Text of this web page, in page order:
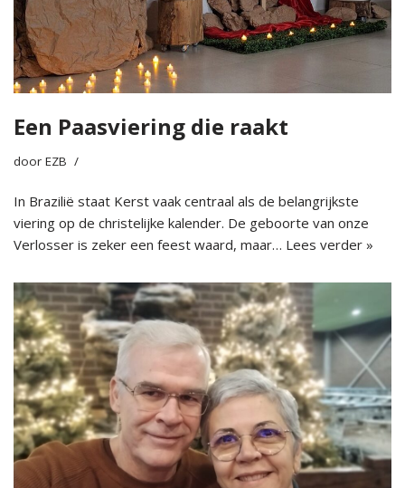
Een Paasviering die raakt
door EZB
In Brazilië staat Kerst vaak centraal als de belangrijkste
viering op de christelijke kalender. De geboorte van onze
Verlosser is zeker een feest waard, maar… Lees verder »